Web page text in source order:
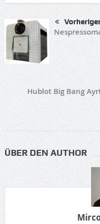
Hublot Big Bang
ÜBER DEN AUTHOR